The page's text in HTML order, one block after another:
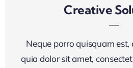
Creative
Neque porro quisquam
quia dolor sit amet,